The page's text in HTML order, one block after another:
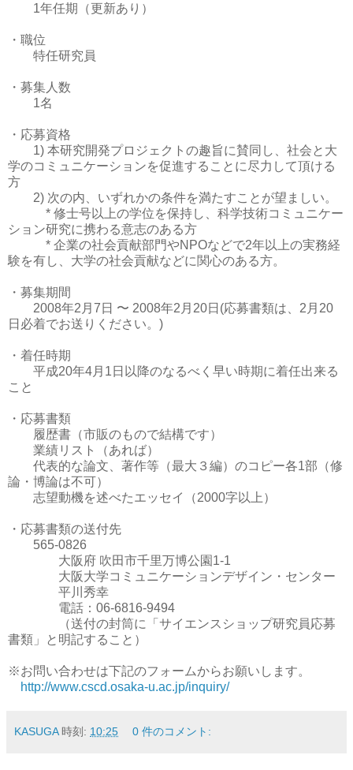
1年任期（更新あり）
・職位
特任研究員
・募集人数
1名
・応募資格
1) 本研究開発プロジェクトの趣旨に賛同し、社会と大
学のコミュニケーションを促進することに尽力して頂ける
方
2) 次の内、いずれかの条件を満たすことが望ましい。
* 修士号以上の学位を保持し、科学技術コミュニケー
ション研究に携わる意志のある方
* 企業の社会貢献部門やNPOなどで2年以上の実務経
験を有し、大学の社会貢献などに関心のある方。
・募集期間
2008年2月7日 〜 2008年2月20日(応募書類は、2月20
日必着でお送りください。)
・着任時期
平成20年4月1日以降のなるべく早い時期に着任出来る
こと
・応募書類
履歴書（市販のもので結構です）
業績リスト（あれば）
代表的な論文、著作等（最大３編）のコピー各1部（修
論・博論は不可）
志望動機を述べたエッセイ（2000字以上）
・応募書類の送付先
565-0826
大阪府 吹田市千里万博公園1-1
大阪大学コミュニケーションデザイン・センター
平川秀幸
電話：06-6816-9494
（送付の封筒に「サイエンスショップ研究員応募
書類」と明記すること）
※お問い合わせは下記のフォームからお願いします。
http://www.cscd.osaka-u.ac.jp/inquiry/
KASUGA 時刻: 10:25 0 件のコメント: